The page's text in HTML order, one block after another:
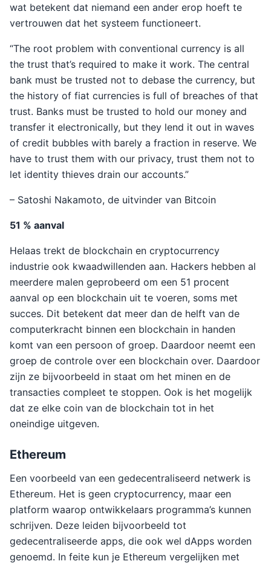
wat betekent dat niemand een ander erop hoeft te
vertrouwen dat het systeem functioneert.
“The root problem with conventional currency is all
the trust that’s required to make it work. The central
bank must be trusted not to debase the currency, but
the history of fiat currencies is full of breaches of that
trust. Banks must be trusted to hold our money and
transfer it electronically, but they lend it out in waves
of credit bubbles with barely a fraction in reserve. We
have to trust them with our privacy, trust them not to
let identity thieves drain our accounts.”
– Satoshi Nakamoto, de uitvinder van Bitcoin
51 % aanval
Helaas trekt de blockchain en cryptocurrency
industrie ook kwaadwillenden aan. Hackers hebben al
meerdere malen geprobeerd om een 51 procent
aanval op een blockchain uit te voeren, soms met
succes. Dit betekent dat meer dan de helft van de
computerkracht binnen een blockchain in handen
komt van een persoon of groep. Daardoor neemt een
groep de controle over een blockchain over. Daardoor
zijn ze bijvoorbeeld in staat om het minen en de
transacties compleet te stoppen. Ook is het mogelijk
dat ze elke coin van de blockchain tot in het
oneindige uitgeven.
Ethereum
Een voorbeeld van een gedecentraliseerd netwerk is
Ethereum. Het is geen cryptocurrency, maar een
platform waarop ontwikkelaars programma’s kunnen
schrijven. Deze leiden bijvoorbeeld tot
gedecentraliseerde apps, die ook wel dApps worden
genoemd. In feite kun je Ethereum vergelijken met